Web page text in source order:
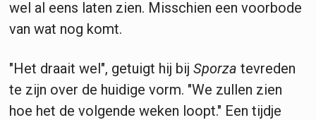
wel al eens laten zien. Misschien een voorbode
van wat nog komt.
"Het draait wel", getuigt hij bij Sporza tevreden
te zijn over de huidige vorm. "We zullen zien
hoe het de volgende weken loopt." Een tijdje